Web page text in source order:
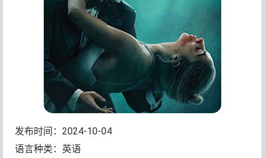
发布时间：2024-10-04
语言种类：英语